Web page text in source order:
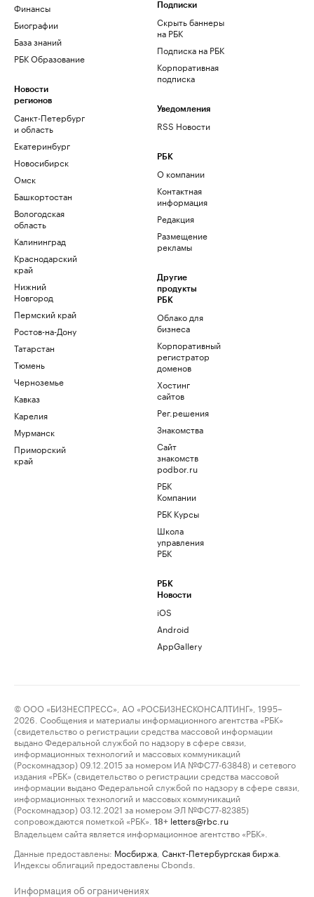
Финансы
Биографии
База знаний
РБК Образование
Новости
регионов
Санкт-Петербург
и область
Екатеринбург
Новосибирск
Омск
Башкортостан
Вологодская
область
Калининград
Краснодарский
край
Нижний
Новгород
Пермский край
Ростов-на-Дону
Татарстан
Тюмень
Черноземье
Кавказ
Карелия
Мурманск
Приморский
край
Подписки
Скрыть баннеры
на РБК
Подписка на РБК
Корпоративная
подписка
Уведомления
RSS Новости
РБК
О компании
Контактная
информация
Редакция
Размещение
рекламы
Другие
продукты
РБК
Облако для
бизнеса
Корпоративный
регистратор
доменов
Хостинг
сайтов
Рег.решения
Знакомства
Сайт
знакомств
podbor.ru
РБК
Компании
РБК Курсы
Школа
управления
РБК
РБК
Новости
iOS
Android
AppGallery
© ООО «БИЗНЕСПРЕСС», АО «РОСБИЗНЕСКОНСАЛТИНГ», 1995–
2026. Сообщения и материалы информационного агентства «РБК»
(свидетельство о регистрации средства массовой информации
выдано Федеральной службой по надзору в сфере связи,
информационных технологий и массовых коммуникаций
(Роскомнадзор) 09.12.2015 за номером ИА №ФС77-63848) и сетевого
издания «РБК» (свидетельство о регистрации средства массовой
информации выдано Федеральной службой по надзору в сфере связи,
информационных технологий и массовых коммуникаций
(Роскомнадзор) 03.12.2021 за номером ЭЛ №ФС77-82385)
сопровождаются пометкой «РБК».
18+ letters@rbc.ru
Владельцем сайта является информационное агентство «РБК».
Данные предоставлены: Мосбиржа Санкт-Петербургская биржа
Индексы облигаций предоставлены Cbonds.
Информация об ограничениях